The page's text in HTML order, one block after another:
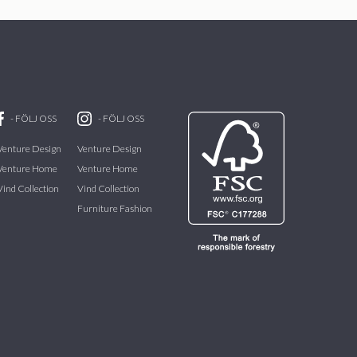
- FÖLJ OSS
Design
Home
Collection
- FÖLJ OSS
Venture Design
Venture Home
Vind Collection
Furniture Fashion